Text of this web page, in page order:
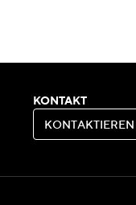
KONTAKT
KO N TA K E R E N
KONTAKTIEREN